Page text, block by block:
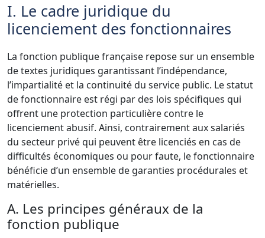
I. Le cadre juridique du
licenciement des fonctionnaires
La fonction publique française repose sur un ensemble
de textes juridiques garantissant l’indépendance,
l’impartialité et la continuité du service public. Le statut
de fonctionnaire est régi par des lois spécifiques qui
offrent une protection particulière contre le
licenciement abusif. Ainsi, contrairement aux salariés
du secteur privé qui peuvent être licenciés en cas de
difficultés économiques ou pour faute, le fonctionnaire
bénéficie d’un ensemble de garanties procédurales et
matérielles.
A. Les principes généraux de la
fonction publique